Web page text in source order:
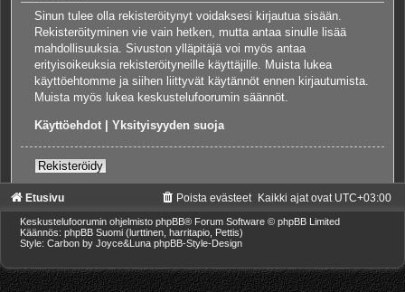
Sinun tulee olla rekisteröitynyt voidaksesi kirjautua sisään.
Rekisteröityminen vie vain hetken, mutta antaa sinulle lisää
mahdollisuuksia. Sivuston ylläpitäjä voi myös antaa
erityisoikeuksia rekisteröityneille käyttäjille. Muista lukea
käyttöehtomme ja siihen liittyvät käytännöt ennen kirjautumista.
Muista myös lukea keskustelufoorumin säännöt.
Käyttöehdot| Yksityisyyden suoja
Rekisteröidy
Etusivu Kaikki ajat ovat UTC+03:00
Poista evästeet
Keskustelufoorumin ohjelmisto phpBB® Forum Software © phpBB Limited
Käännös: phpBB Suomi (lurttinen, harritapio, Pettis)
Style: Carbon by Joyce&Luna phpBB-Style-Design